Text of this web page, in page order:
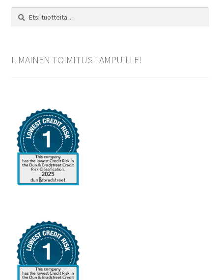
Etsi:
Haku
ILMAINEN TOIMITUS LAMPUILLE!